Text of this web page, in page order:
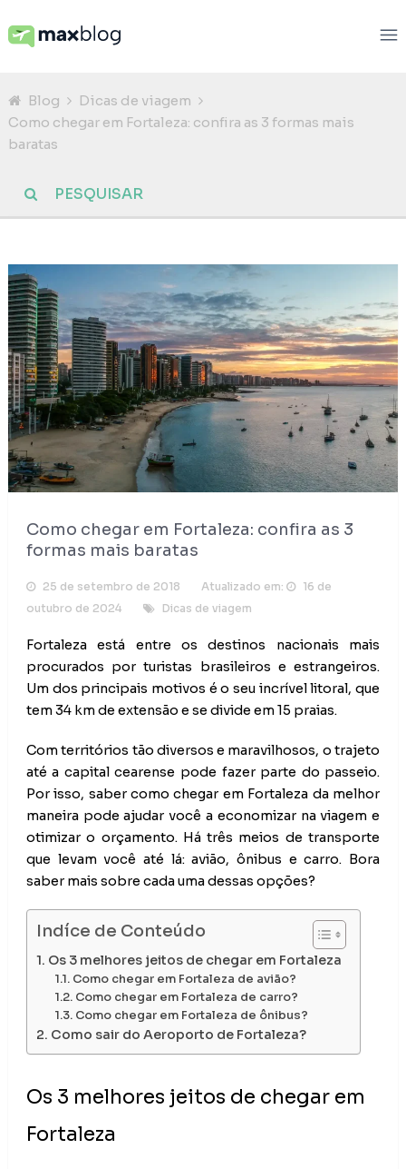
Blog
Dicas de viagem
Como chegar em Fortaleza: confira as 3 formas mais
baratas
Como chegar em Fortaleza: confira as 3
formas mais baratas
25 de setembro de 2018 Atualizado em:
16 de
outubro de 2024
Dicas de viagem
Fortaleza está entre os destinos nacionais mais
procurados por turistas brasileiros e estrangeiros.
Um dos principais motivos é o seu incrível litoral, que
tem 34 km de extensão e se divide em 15 praias.
Com territórios tão diversos e maravilhosos, o trajeto
até a capital cearense pode fazer parte do passeio.
Por isso, saber como chegar em Fortaleza da melhor
maneira pode ajudar você a economizar na viagem e
otimizar o orçamento. Há três meios de transporte
que levam você até lá: avião, ônibus e carro. Bora
saber mais sobre cada uma dessas opções?
Indíce de Conteúdo
Os 3 melhores jeitos de chegar em Fortaleza
Como chegar em Fortaleza de avião?
Como chegar em Fortaleza de carro?
Como chegar em Fortaleza de ônibus?
Como sair do Aeroporto de Fortaleza?
Os 3 melhores jeitos de chegar em
Fortaleza